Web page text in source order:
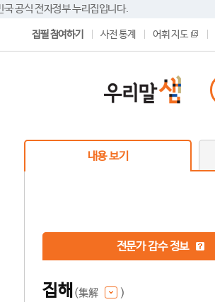
국 공식 전자정부 누리집입니다.
집필 참여하기 사전 통계 어휘 지도
내용 보기
전문가 감수 정보
집해 (集解 )